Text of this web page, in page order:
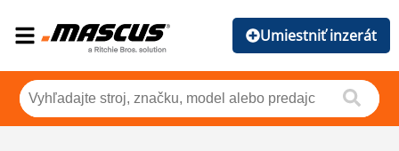
Umiestniť inzerát